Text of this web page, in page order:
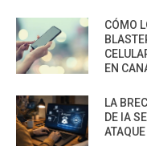
CÓMO
EN
LA
DE IA